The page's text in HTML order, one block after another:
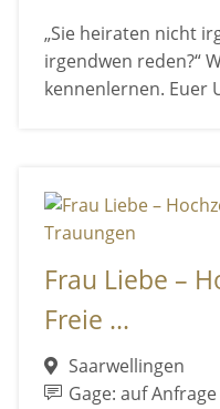
„Sie heiraten nicht
irgendwen reden?“
kennenlernen. Euer
Frau Liebe –
Freie ...
Saarwellingen
Gage: auf Anfrage